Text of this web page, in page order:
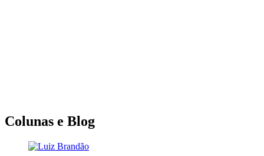
Colunas e Blog